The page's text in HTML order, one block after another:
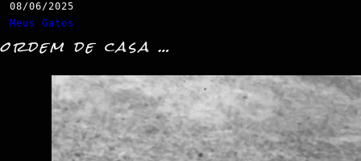
08/06/2025
Meus Gatos
ordem de casa …